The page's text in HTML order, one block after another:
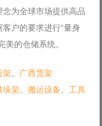
为全球市场提供高品
户的要求进行“量身
美的仓储系统。
架
广西货架
垛架 搬运设备
工具